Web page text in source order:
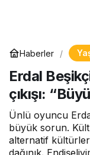
Haberler
Erdal
çıkışı:
Ünlü oyuncu
büyük sorun.
alternatif
dağınık.